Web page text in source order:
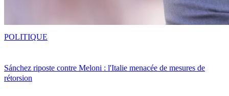
Sánchez riposte contre Meloni : l'Italie menacée de mesures de
rétorsion
POLITIQUE